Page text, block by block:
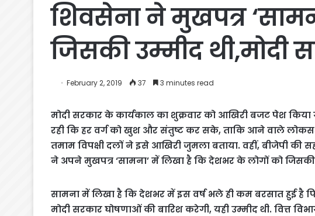
शिवसेना ने मुखपत्र
जिसकी उम्मीद थी,मोदी
February 2, 2019 37 3 minutes read
मोदी सरकार के कार्यकाल का शुक्रवार को आखिरी बजट पेश
रही कि हर वर्ग को खुश और संतुष्ट कर सके, ताकि आने वाले
तमाम विपक्षी दलों ने इसे आखिरी जुमला बताया. वहीं, बीजेपी की
ने अपने मुखपत्र ‘सामना’ में लिखा है कि देशभर के लोगों को जिसकी
सामना में लिखा है कि देशभर में इस वर्ष भले ही कम बरसात हुई है
मोदी सरकार घोषणाओं की बारिश करेगी, यही उम्मीद थी. वित्त